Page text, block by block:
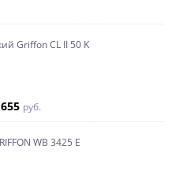
Griffon CL II 50 K
руб.
WB 3425 E